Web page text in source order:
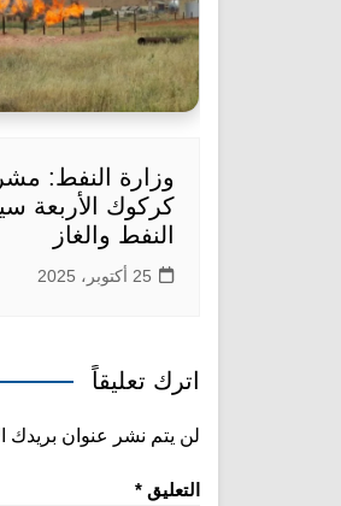
وزارة النفط:
كركوك الأربعة
النفط والغاز
25 أكتوبر، 2025
اترك تعليقاً
لن يتم نشر عنوان بريدك
التعليق *